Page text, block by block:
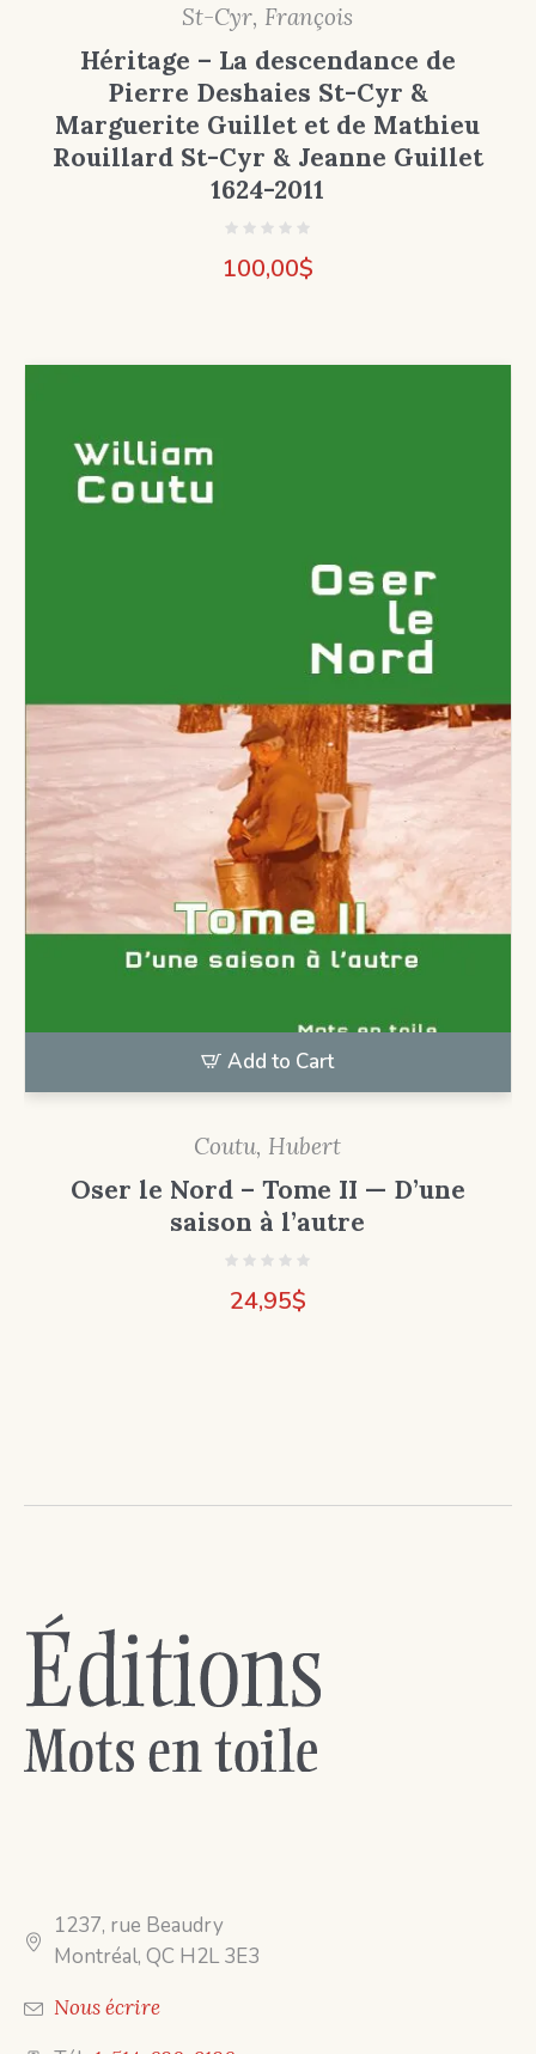
St-Cyr, François
Héritage – La descendance de
Pierre Deshaies St-Cyr &
Marguerite Guillet et de Mathieu
Rouillard St-Cyr & Jeanne Guillet
1624-2011
100,00$
Add to Cart
Coutu, Hubert
Oser le Nord – Tome II — D’une
saison à l’autre
24,95$
1237, rue Beaudry
Montréal, QC H2L 3E3
Nous écrire